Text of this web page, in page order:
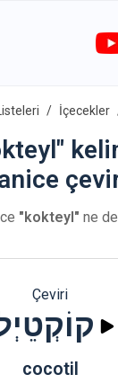
İçecekler
"kokteyl" ne
Çeviri
cocotil